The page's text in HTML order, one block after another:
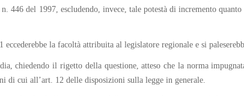
446 del 1997, escludendo, invece, tale potestà di incremento
la facoltà attribuita al legislatore regionale e si
chiedendo il rigetto della questione, atteso che la norma
di cui all’art. 12 delle disposizioni sulla legge in generale.